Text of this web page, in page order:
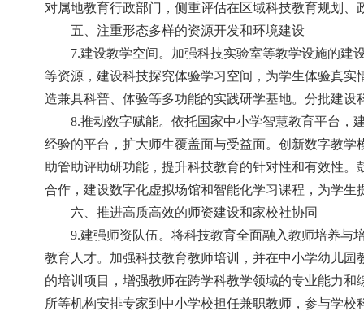
对属地教育行政部门，侧重评估在区域科技教育规划
五、注重形态多样的资源开发和环境建设
7.建设教学空间。加强科技实验室等教学设施的建
等资源，建设科技探究体验学习空间，为学生体验真
造兼具科普、体验等多功能的实践研学基地。分批建
8.推动数字赋能。依托国家中小学智慧教育平台，
经验的平台，扩大师生覆盖面与受益面。创新数字教
助管助评助研功能，提升科技教育的针对性和有效性
合作，建设数字化虚拟场馆和智能化学习课程，为学
六、推进高质高效的师资建设和家校社协同
9.建强师资队伍。将科技教育全面融入教师培养与
教育人才。加强科技教育教师培训，并在中小学幼儿
的培训项目，增强教师在跨学科教学领域的专业能力
所等机构安排专家到中小学校担任兼职教师，参与学